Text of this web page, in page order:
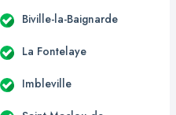
Biville-la-Baignarde
La Fontelaye
Imbleville